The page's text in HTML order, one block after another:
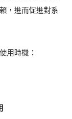
，進而促進對系
用時機：